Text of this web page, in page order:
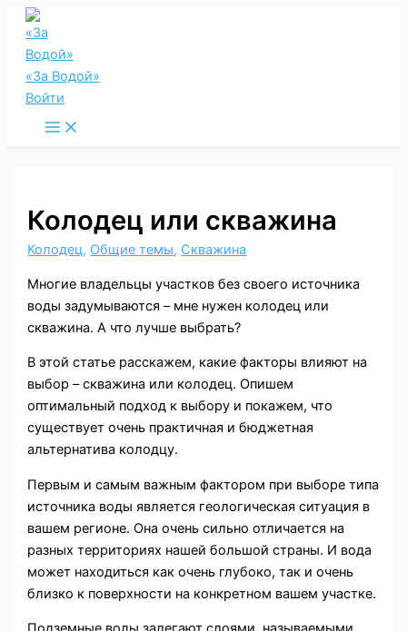
Перейти
содержимому
«За Водой»
Войти
Main
Menu
Колодец или скважина
Колодец, Общие темы, Скважина
Многие владельцы участков без своего источника
воды задумываются – мне нужен колодец или
скважина. А что лучше выбрать?
В этой статье расскажем, какие факторы влияют на
выбор – скважина или колодец. Опишем
оптимальный подход к выбору и покажем, что
существует очень практичная и бюджетная
альтернатива колодцу.
Первым и самым важным фактором при выборе типа
источника воды является геологическая ситуация в
вашем регионе. Она очень сильно отличается на
разных территориях нашей большой страны. И вода
может находиться как очень глубоко, так и очень
близко к поверхности на конкретном вашем участке.